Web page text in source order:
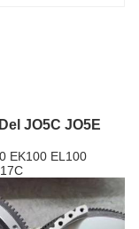
JO5C JO5E
EK100 EL100